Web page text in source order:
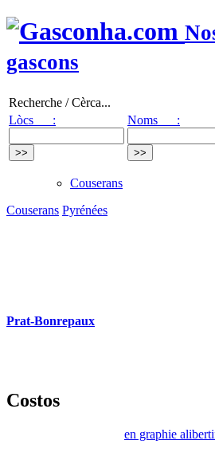
gascons
Recherche / Cèrca...
Lòcs :
Noms :
Couserans
Couserans Pyrénées
Prat-Bonrepaux
Costos
en graphie